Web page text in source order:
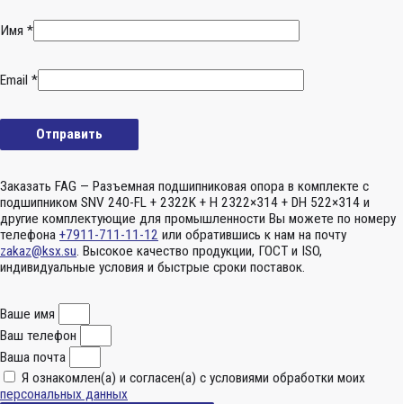
Имя *
Email *
Заказать FAG — Разъемная подшипниковая опора в комплекте с
подшипником SNV 240-FL + 2322K + H 2322×314 + DH 522×314 и
другие комплектующие для промышленности Вы можете по номеру
телефона +7911-711-11-12 или обратившись к нам на почту
zakaz@ksx.su. Высокое качество продукции, ГОСТ и ISO,
индивидуальные условия и быстрые сроки поставок.
Ваше имя
Ваш телефон
Ваша почта
Я ознакомлен(а) и согласен(а) с условиями обработки моих
персональных данных